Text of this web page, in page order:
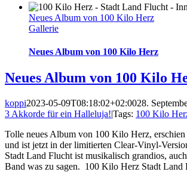
Neues Album von 100 Kilo Herz
Gallerie
Neues Album von 100 Kilo Herz
Neues Album von 100 Kilo
koppi2023-05-09T08:18:02+02:0028.
3 Akkorde für ein Halleluja!|Tags: 100 Kilo
Tolle neues Album von 100 Kilo Herz,
und ist jetzt in der limitierten Clear-Vinyl-
Stadt Land Flucht ist musikalisch grandios,
Band was zu sagen. 100 Kilo Herz Stadt Land